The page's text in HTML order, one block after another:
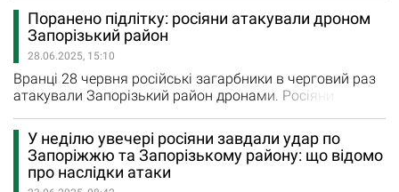
по дачним кооперативам. Внаслідок атаки пошкоджені
господарчі споруди. Відбулось займання будинків та
прилеглої території. Наразі загоряння ліквідовано. Ще
один удар прийшовся по корпусу навчального закладу,
…
Поранено підлітку: росіяни атакували дроном
Запорізький район
28.06.2025, 15:10
Вранці 28 червня російські загарбники в черговий раз
атакували Запорізький район дронами. Росіяни
Поранення отримала 16-річна дівчина. «Дівчина
ушпиталена. Стан дитини медики оцінюють, як
середньої тяжкості. Постраждала отримує всю
необхідну допомогу», - написав Іван Федоров, голова
У неділю увечері росіяни завдали удар по
Запоріжжю та Запорізькому району: що відомо
про наслідки атаки